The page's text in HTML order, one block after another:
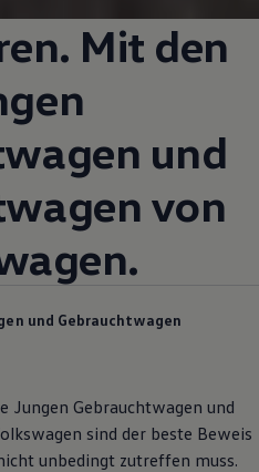
Mit den
und
von
.
und Gebrauchtwagen
Jungen Gebrauchtwagen und
sind der beste Beweis
unbedingt zutreffen muss.